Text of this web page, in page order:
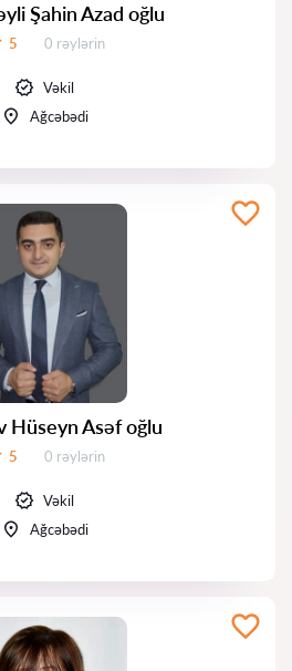
Şahin Azad oğlu
5 Rəylər:
0 rəylərin
Vəkil
Ağcəbədi
Hüseyn Asəf oğlu
5 Rəylər:
0 rəylərin
Vəkil
Ağcəbədi